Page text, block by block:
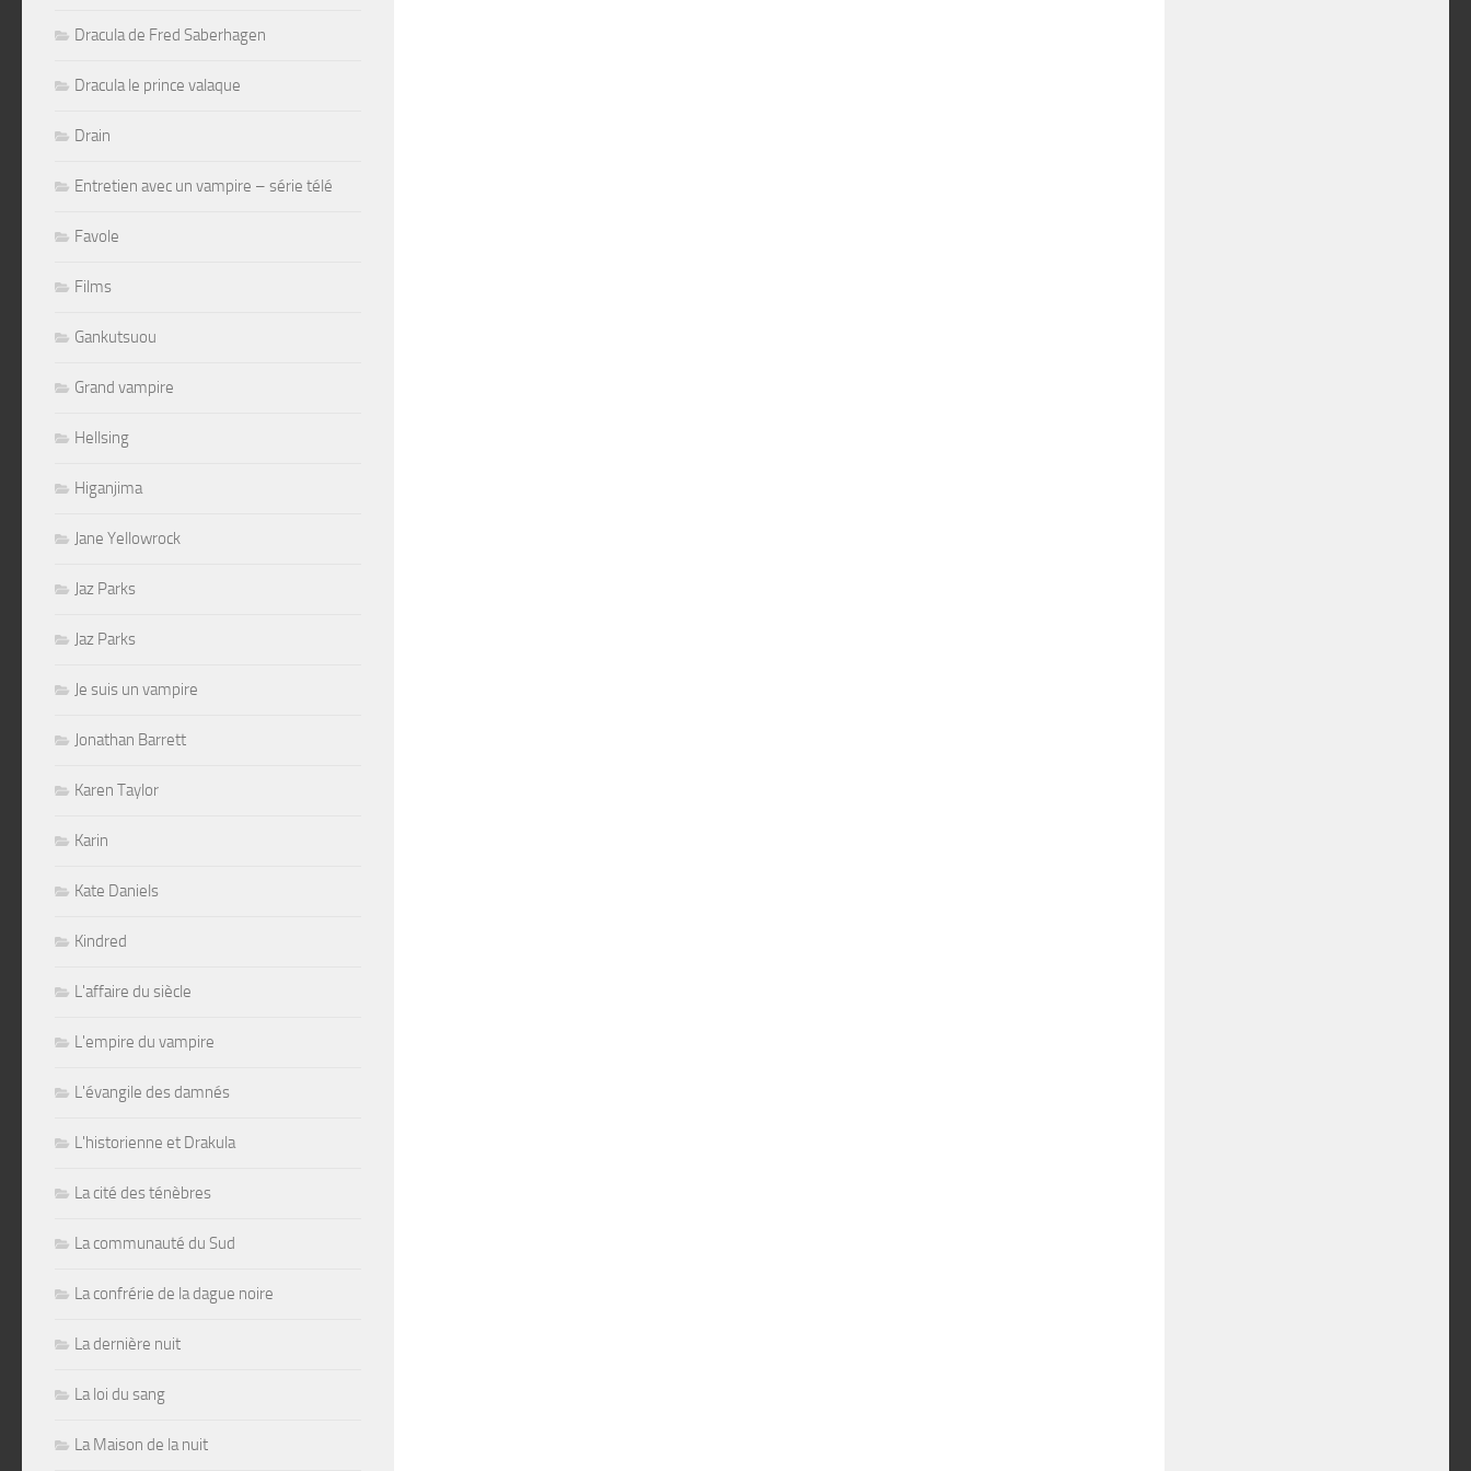
Dracula de Fred Saberhagen
Dracula le prince valaque
Drain
Entretien avec un vampire – série télé
Favole
Films
Gankutsuou
Grand vampire
Hellsing
Higanjima
Jane Yellowrock
Jaz Parks
Jaz Parks
Je suis un vampire
Jonathan Barrett
Karen Taylor
Karin
Kate Daniels
Kindred
L'affaire du siècle
L'empire du vampire
L'évangile des damnés
L'historienne et Drakula
La cité des ténèbres
La communauté du Sud
La confrérie de la dague noire
La dernière nuit
La loi du sang
La Maison de la nuit